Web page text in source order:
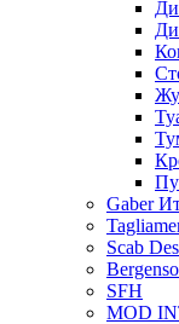
Gaber
Scab
SFH
MOD